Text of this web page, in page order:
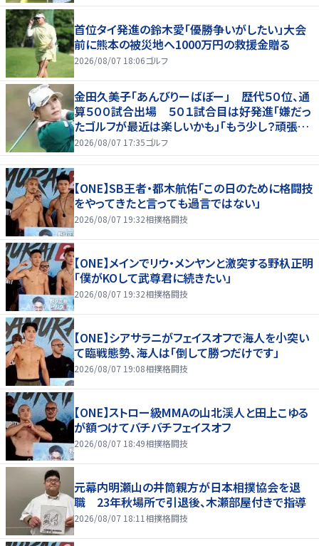
首位タイ発進の鈴木愛「優勝争いがしたい」大会
前に熊本の被災地へ1000万円の救援金贈る
2026/08/07 18:06ゴルフ
金田久美子「あんびりーばぼー」 歴代５０位、通
算５００試合出場 ５０１試合目は好発進「嫌だっ
たゴルフが最近は楽しいかも」「もう少し？頑張り
たいな」
2026/08/07 17:35ゴルフ
【ONE】SB王者・都木航佑「この日のために格闘技
をやってきたと言っても過言ではない」
2026/08/07 19:32相撲格闘技
【ONE】メインでリウ・メンヤンと激突する野杁正明
「僕がKOして武尊君に続きたい」
2026/08/07 19:32相撲格闘技
【ONE】シアサラニがフェイスオフで海人を小突い
て臨戦態勢、海人は「倒して勝つだけです」
2026/08/07 19:08相撲格闘技
【ONE】ストロー級MMAの山北渓人と田上こゆる
が額つけてバチバチフェイスオフ
2026/08/07 18:49相撲格闘技
元幕内明瀬山の井筒親方が日本相撲協会を退
職 23年秋場所で引退後、木瀬部屋付きで指導
2026/08/07 18:11 相撲格闘技